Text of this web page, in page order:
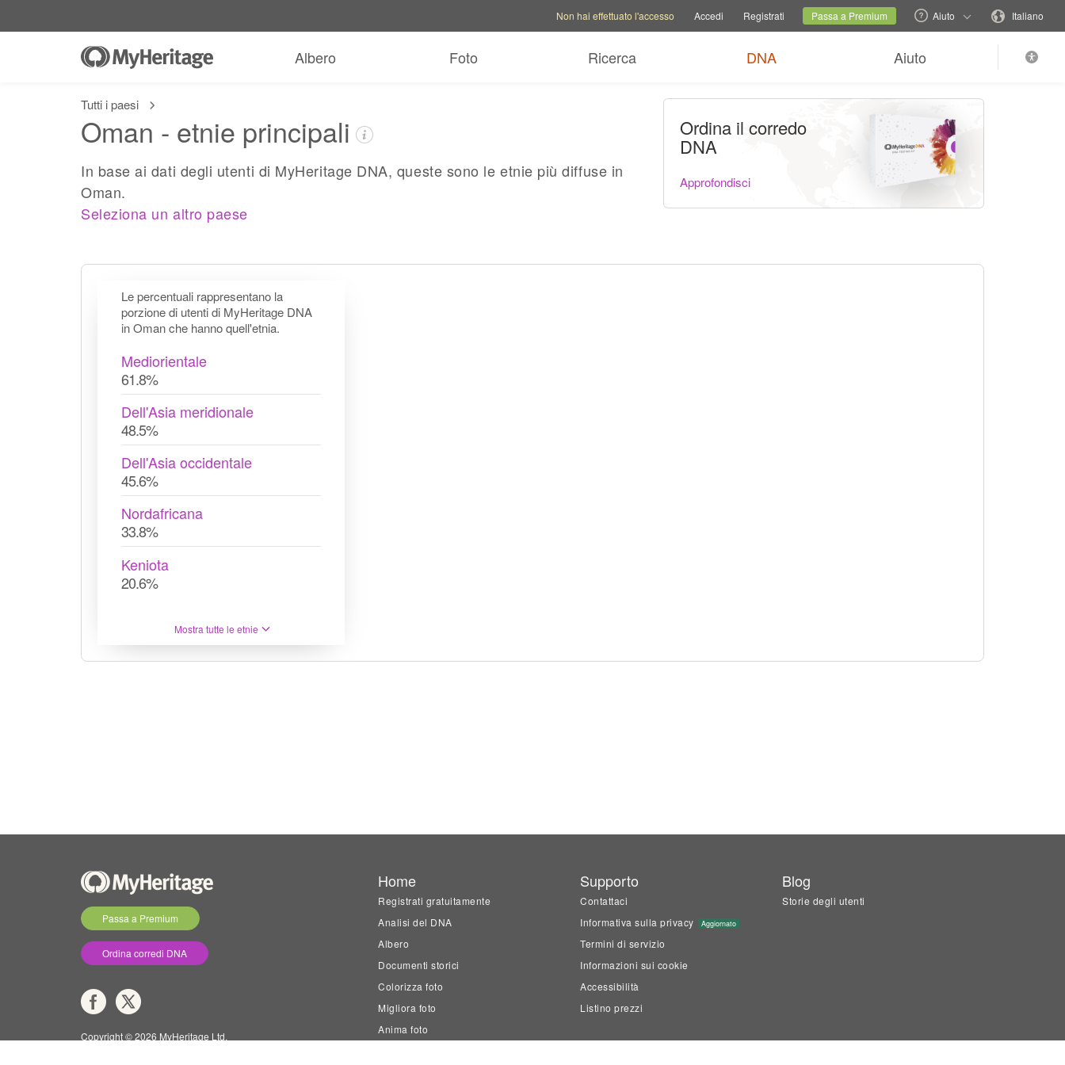
Sito attualeCambia lingua
Non hai effettuato l'accesso Accedi Registrati Passa a Premium Aiuto Italiano
Albero Foto Ricerca DNA Aiuto
Tutti i paesi
Oman - etnie principali
In base ai dati degli utenti di MyHeritage DNA, queste sono le etnie più diffuse in
Oman.
Seleziona un altro paese
Ordina il corredo
DNA
Approfondisci
Le percentuali rappresentano la
porzione di utenti di MyHeritage DNA
in Oman che hanno quell'etnia.
Mediorientale
61.8%
Dell'Asia meridionale
48.5%
Dell'Asia occidentale
45.6%
Nordafricana
33.8%
Keniota
20.6%
Mostra tutte le etnie
Passa a Premium
Ordina corredi DNA
Copyright © 2026 MyHeritage Ltd.
Home
Registrati gratuitamente
Analisi del DNA
Albero
Documenti storici
Colorizza foto
Migliora foto
Anima foto
Supporto
Contattaci
Informativa sulla privacy
Aggiornato
Termini di servizio
Informazioni sui cookie
Accessibilità
Listino prezzi
Blog
Storie degli utenti